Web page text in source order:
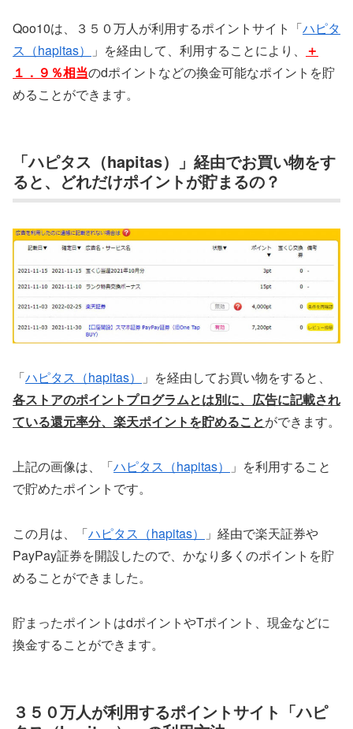
Qoo10は、３５０万人が利用するポイントサイト「ハピタ
ス（hapitas）
」を経由して、利用することにより、
＋
１．９％相当のdポイントなどの換金可能なポイントを貯
めることができます。
「ハピタス（hapitas）」経由でお買い物をす
ると、どれだけポイントが貯まるの？
「ハピタス（hapitas）
」を経由してお買い物をすると、
各ストアのポイントプログラムとは別に、広告に記載され
ている還元率分、楽天ポイントを貯めることができます。
上記の画像は、「ハピタス（hapitas）
」を利用すること
で貯めたポイントです。
この月は、「ハピタス（hapitas）
」経由で楽天証券や
PayPay証券を開設したので、かなり多くのポイントを貯
めることができました。
貯まったポイントはdポイントやTポイント、現金などに
換金することができます。
３５０万人が利用するポイントサイト「ハピ